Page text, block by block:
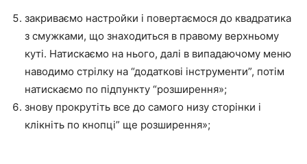
закриваємо настройки і повертаємося до квадратика
з смужками, що знаходиться в правому верхньому
куті. Натискаємо на нього, далі в випадаючому меню
наводимо стрілку на “додаткові інструменти”, потім
натискаємо по підпункту “розширення»;
знову прокрутіть все до самого низу сторінки і
клікніть по кнопці” ще розширення»;